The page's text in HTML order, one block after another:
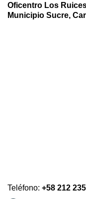
Oficentro Los
Municipio Sucre,
Teléfono: +58 212